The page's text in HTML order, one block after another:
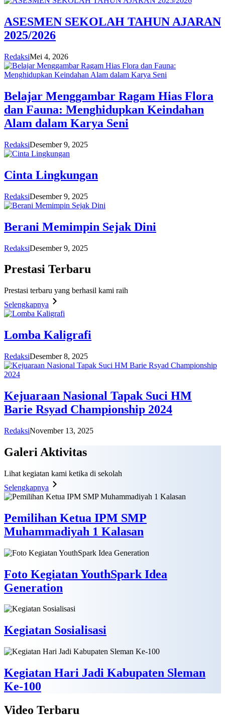
ASESMEN SEKOLAH TAHUN AJARAN
2025/2026
RedaksiMei 4, 2026
Belajar Menggambar Ragam Hias Flora
dan Fauna: Menghidupkan Keindahan
Alam dalam Karya Seni
RedaksiDesember 9, 2025
Cinta Lingkungan
RedaksiDesember 9, 2025
Berani Memimpin Sejak Dini
RedaksiDesember 9, 2025
Prestasi Terbaru
Prestasi terbaru yang berhasil kami raih
Selengkapnya
Lomba Kaligrafi
RedaksiDesember 8, 2025
Kejuaraan Nasional Tapak Suci HM
Barie Rsyad Championship 2024
RedaksiNovember 13, 2025
Galeri Aktivitas
Lihat kegiatan kami ketika di sekolah
Selengkapnya
Pemilihan Ketua IPM SMP
Muhammadiyah 1 Kalasan
Foto Kegiatan YouthSpark Idea
Generation
Kegiatan Sosialisasi
Kegiatan Hari Jadi Kabupaten Sleman
Ke-100
Video Terbaru